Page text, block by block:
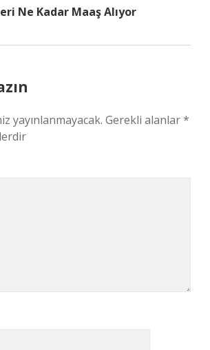
Ne Kadar Maaş Alıyor
yayınlanmayacak. Gerekli alanlar*